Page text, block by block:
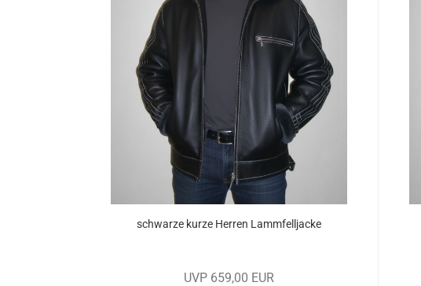
schwar­ze kurze Her­ren Lamm­fell­ja­cke
UVP 659,00 EUR